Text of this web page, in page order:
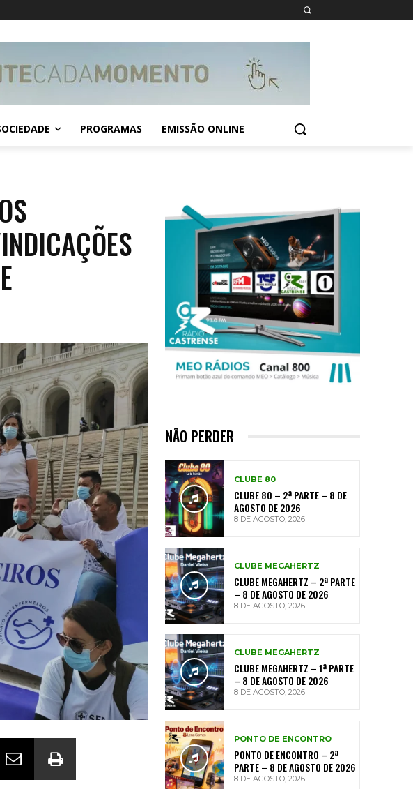
PROGRAMAS EMISSÃO ONLINE
NÃO PERDER
CLUBE 80
CLUBE 80 – 2ª PARTE – 8 DE
AGOSTO DE 2026
8 DE AGOSTO, 2026
CLUBE MEGAHERTZ
CLUBE MEGAHERTZ – 2ª PARTE
– 8 DE AGOSTO DE 2026
8 DE AGOSTO, 2026
CLUBE MEGAHERTZ
CLUBE MEGAHERTZ – 1ª PARTE
– 8 DE AGOSTO DE 2026
8 DE AGOSTO, 2026
PONTO DE ENCONTRO
PONTO DE ENCONTRO – 2ª
PARTE – 8 DE AGOSTO DE 2026
8 DE AGOSTO, 2026